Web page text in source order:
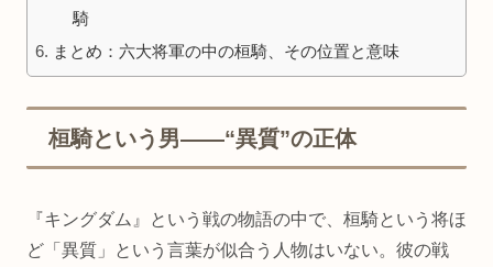
騎
まとめ：六大将軍の中の桓騎、その位置と意味
桓騎という男――“異質”の正体
『キングダム』という戦の物語の中で、桓騎という将ほ
ど「異質」という言葉が似合う人物はいない。彼の戦